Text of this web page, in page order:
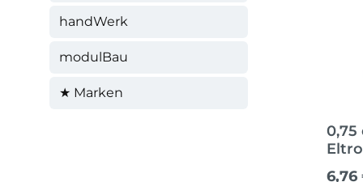
handWerk
modulBau
★ Marken
0,75
6,76